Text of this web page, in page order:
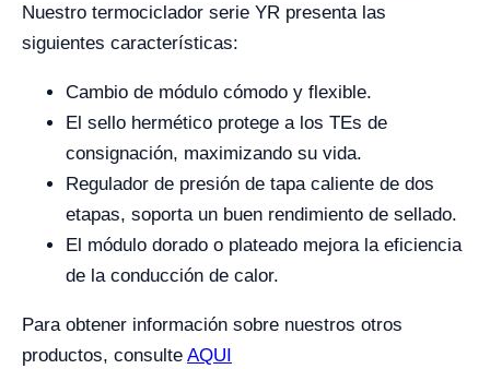
Nuestro termociclador serie YR presenta las
siguientes características:
Cambio de módulo cómodo y flexible.
El sello hermético protege a los TEs de
consignación, maximizando su vida.
Regulador de presión de tapa caliente de dos
etapas, soporta un buen rendimiento de sellado.
El módulo dorado o plateado mejora la eficiencia
de la conducción de calor.
Para obtener información sobre nuestros otros
productos, consulte AQUI